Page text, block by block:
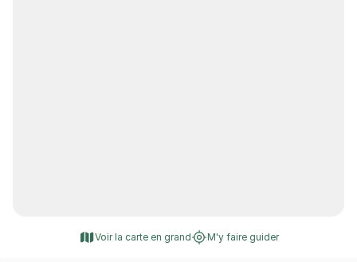
Voir la carte en grand M'y faire guider